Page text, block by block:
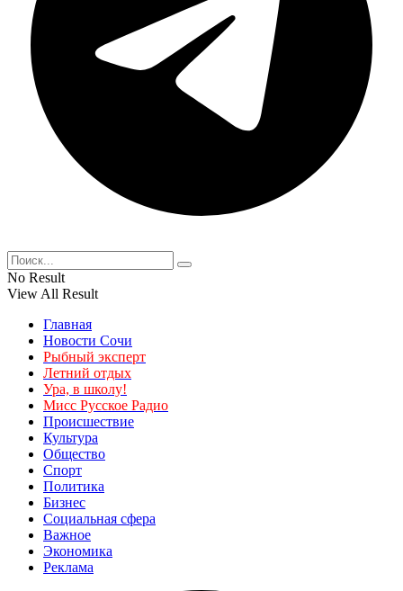
No Result
View All Result
Главная
Новости Сочи
Рыбный эксперт
Летний отдых
Ура, в школу!
Мисс Русское Радио
Происшествие
Культура
Общество
Спорт
Политика
Бизнес
Социальная сфера
Важное
Экономика
Реклама